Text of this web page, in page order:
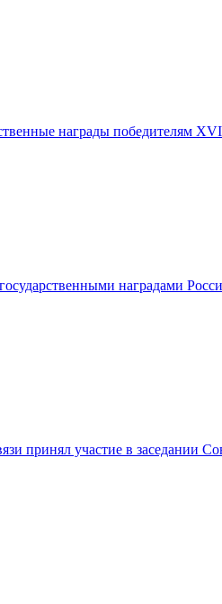
награды победителям
наградами
принял участие в заседании